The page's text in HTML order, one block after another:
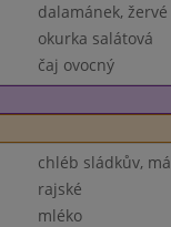
dalamánek, žervé
okurka salátová
čaj ovocný
chléb sládkův,
rajské
mléko